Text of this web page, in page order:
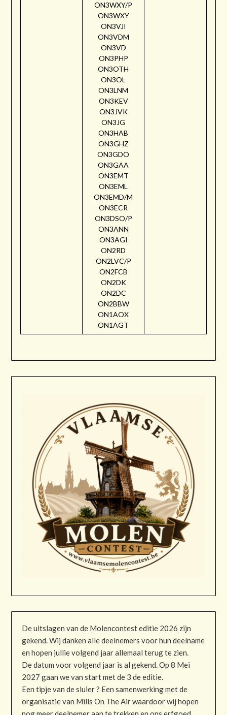
ON3WXY/P
ON3WXY
ON3VJI
ON3VDM
ON3VD
ON3PHP
ON3OTH
ON3OL
ON3LNM
ON3KEV
ON3JVK
ON3JG
ON3HAB
ON3GHZ
ON3GDO
ON3GAA
ON3EMT
ON3EML
ON3EMD/M
ON3ECR
ON3DSO/P
ON3ANN
ON3AGI
ON2RD
ON2LVC/P
ON2FCB
ON2DK
ON2DC
ON2BBW
ON1AOX
ON1AGT
De uitslagen van de Molencontest editie 2026 zijn
gekend. Wij danken alle deelnemers voor hun deelname
en hopen jullie volgend jaar allemaal terug te zien.
De datum voor volgend jaar is al gekend. Op 8 Mei
2027 gaan we van start met de 3 de editie.
Een tipje van de sluier ? Een samenwerking met de
organisatie van Mills On The Air waardoor wij hopen